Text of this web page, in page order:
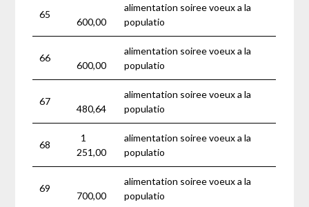
65
600,00
alimentation soiree voeux a la
populatio
66
600,00
alimentation soiree voeux a la
populatio
67
480,64
alimentation soiree voeux a la
populatio
68
1
251,00
alimentation soiree voeux a la
populatio
69
700,00
alimentation soiree voeux a la
populatio